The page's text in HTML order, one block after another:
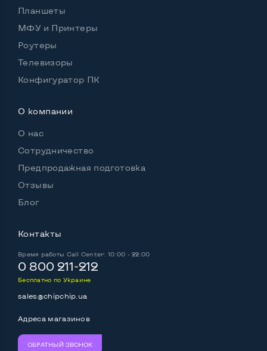
Планшеты
МФУ и Принтеры
Роутеры
Телевизоры
Конфигуратор ПК
О компании
О нас
Сотрудничество
Предпродажная подготовка
Отзывы
Блог
Контакты
Время работы Call Center: 10:00 - 22:00
0 800 211-212
Бесплатно по Украине
sales@chipchip.ua
Адреса магазинов
ОБРАТНЫЙ ЗВОНОК